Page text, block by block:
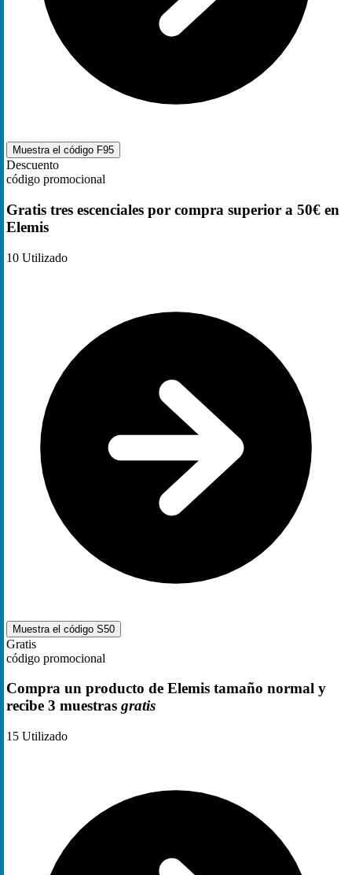
Muestra el código F95
Descuento
código promocional
Gratis tres escenciales por compra superior a 50€ en
Elemis
10 Utilizado
Muestra el código S50
Gratis
código promocional
Compra un producto de Elemis tamaño normal y
recibe 3 muestras gratis
15 Utilizado